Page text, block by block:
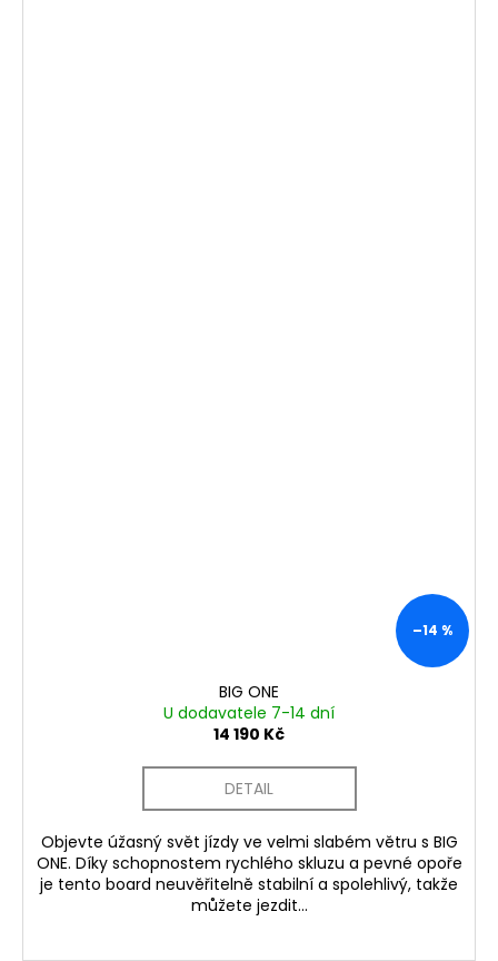
–14 %
BIG ONE
U dodavatele 7-14 dní
14 190 Kč
DETAIL
Objevte úžasný svět jízdy ve velmi slabém větru s BIG
ONE. Díky schopnostem rychlého skluzu a pevné opoře
je tento board neuvěřitelně stabilní a spolehlivý, takže
můžete jezdit...